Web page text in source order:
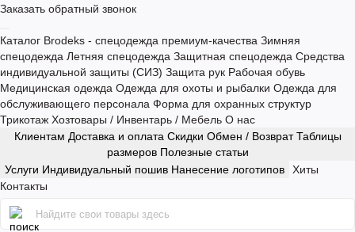
Заказать обратный звонок
Каталог Brodeks - спецодежда премиум-качества Зимняя
спецодежда Летняя спецодежда Защитная спецодежда Средства
индивидуальной защиты (СИЗ) Защита рук Рабочая обувь
Медицинская одежда Одежда для охоты и рыбалки Одежда для
обслуживающего персонала Форма для охранных структур
Трикотаж Хозтовары / Инвентарь / Мебель О нас
Клиентам Доставка и оплата Скидки Обмен / ВозвратТаблицы
размеров Полезные статьи
Услуги Индивидуальный пошив Нанесение логотипов
Хиты
Контакты